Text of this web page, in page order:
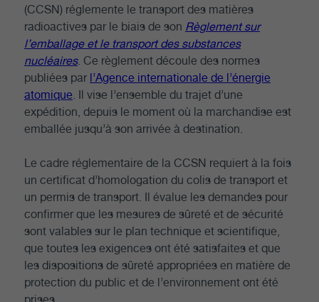
(CCSN) réglemente le transport des matières
radioactives par le biais de son Règlement sur
l’emballage et le transport des substances
nucléaires. Ce règlement découle des normes
publiées par l’Agence internationale de l’énergie
atomique. Il vise l’ensemble du trajet d’une
expédition, depuis le moment où la marchandise est
emballée jusqu’à son arrivée à destination.
Le cadre réglementaire de la CCSN requiert à la fois
un certificat d’homologation du colis de transport et
un permis de transport. Il évalue les demandes pour
confirmer que les mesures de sûreté et de sécurité
sont valables sur le plan technique et scientifique,
que toutes les exigences ont été satisfaites et que
les dispositions de sûreté appropriées en matière de
protection du public et de l’environnement ont été